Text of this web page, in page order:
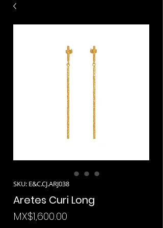
SKU: E&C.CJ.ARJ038
Aretes Curi Long
MX$1,600.00